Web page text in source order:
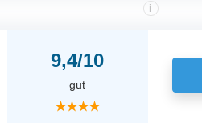
9,4/10
i
gut
★★★★